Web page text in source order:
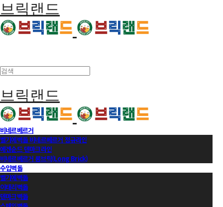
브릭랜드
브릭랜드
비네르베르거
벨기에벽돌 비네르베르거 정규라인
에겐순드 덴마크라인
비네르베르거 롱브릭(Long Brick)
수입벽돌
벨기에벽돌
이태리벽돌
덴마크벽돌